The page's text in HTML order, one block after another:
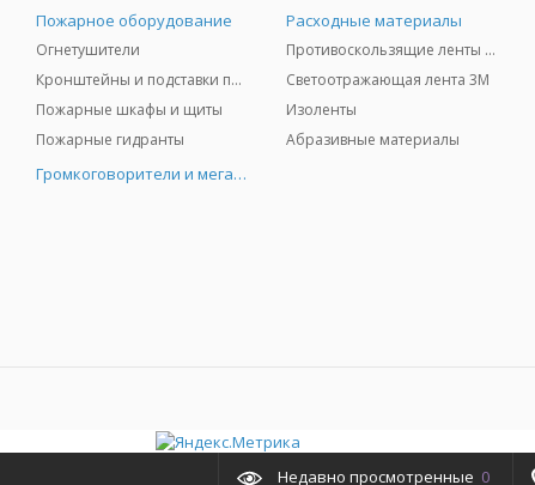
Пожарное оборудование
Огнетушители
Кронштейны и подставки под огнетушители
Пожарные шкафы и щиты
Пожарные гидранты
Расходные материалы
Противоскользящие ленты 3М
Светоотражающая лента 3M
Изоленты
Абразивные материалы
Громкоговорители и мегафоны
Недавно просмотренные 0